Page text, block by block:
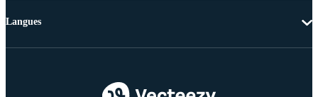
Langues